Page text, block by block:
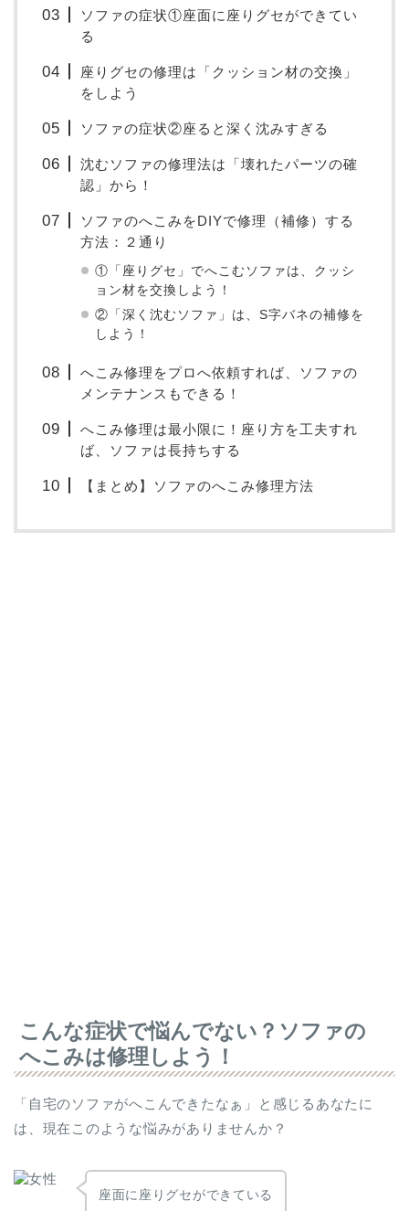
ソファの症状①座面に座りグセができてい
る
座りグセの修理は「クッション材の交換」
をしよう
ソファの症状②座ると深く沈みすぎる
沈むソファの修理法は「壊れたパーツの確
認」から！
ソファのへこみをDIYで修理（補修）する
方法：２通り
①「座りグセ」でへこむソファは、クッシ
ョン材を交換しよう！
②「深く沈むソファ」は、S字バネの補修を
しよう！
へこみ修理をプロへ依頼すれば、ソファの
メンテナンスもできる！
へこみ修理は最小限に！座り方を工夫すれ
ば、ソファは長持ちする
【まとめ】ソファのへこみ修理方法
こんな症状で悩んでない？ソファの
へこみは修理しよう！
「自宅のソファがへこんできたなぁ」と感じるあなたに
は、現在このような悩みがありませんか？
座面に座りグセができている